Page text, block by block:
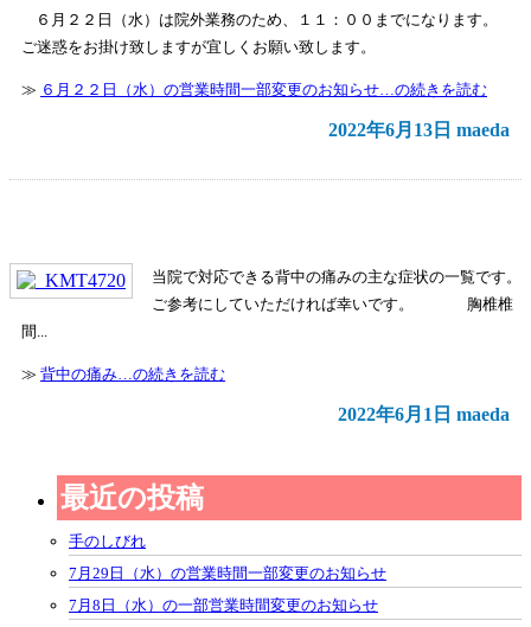
６月２２日（水）は院外業務のため、１１：００までになります。
ご迷惑をお掛け致しますが宜しくお願い致します。
≫ ６月２２日（水）の営業時間一部変更のお知らせ…の続きを読む
2022年6月13日 maeda
当院で対応できる背中の痛みの主な症状の一覧です。
ご参考にしていただければ幸いです。 胸椎椎
間...
≫ 背中の痛み…の続きを読む
2022年6月1日 maeda
最近の投稿
手のしびれ
7月29日（水）の営業時間一部変更のお知らせ
7月8日（水）の一部営業時間変更のお知らせ